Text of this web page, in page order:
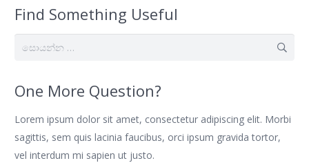
Find Something Useful
සොයන්න:
One More Question?
Lorem ipsum dolor sit amet, consectetur adipiscing elit. Morbi
sagittis, sem quis lacinia faucibus, orci ipsum gravida tortor,
vel interdum mi sapien ut justo.